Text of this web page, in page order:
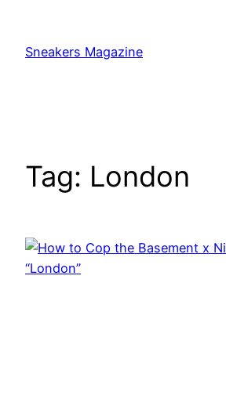
content
Sneakers Magazine
Tag: London